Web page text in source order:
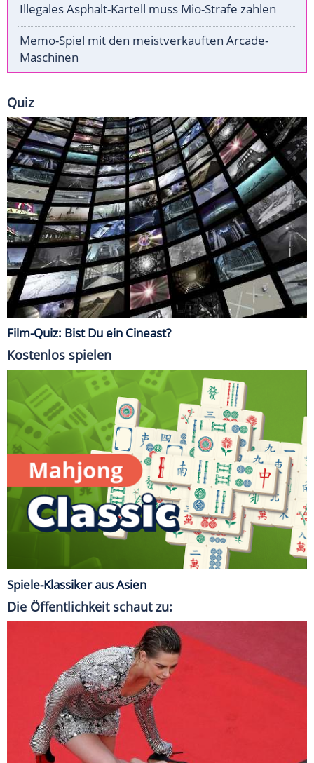
Illegales Asphalt-Kartell muss Mio-Strafe zahlen
Memo-Spiel mit den meistverkauften Arcade-
Maschinen
Quiz
Film-Quiz: Bist Du ein Cineast?
Kostenlos spielen
Spiele-Klassiker aus Asien
Die Öffentlichkeit schaut zu: